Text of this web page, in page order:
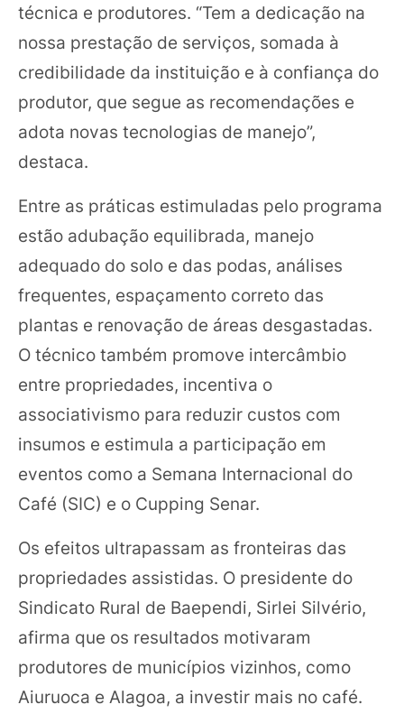
técnica e produtores. “Tem a dedicação na
nossa prestação de serviços, somada à
credibilidade da instituição e à confiança do
produtor, que segue as recomendações e
adota novas tecnologias de manejo”,
destaca.
Entre as práticas estimuladas pelo programa
estão adubação equilibrada, manejo
adequado do solo e das podas, análises
frequentes, espaçamento correto das
plantas e renovação de áreas desgastadas.
O técnico também promove intercâmbio
entre propriedades, incentiva o
associativismo para reduzir custos com
insumos e estimula a participação em
eventos como a Semana Internacional do
Café (SIC) e o Cupping Senar.
Os efeitos ultrapassam as fronteiras das
propriedades assistidas. O presidente do
Sindicato Rural de Baependi, Sirlei Silvério,
afirma que os resultados motivaram
produtores de municípios vizinhos, como
Aiuruoca e Alagoa, a investir mais no café.